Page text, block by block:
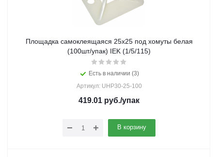
Площадка самоклеящаяся 25х25 под хомуты белая
(100шт/упак) IEK (1/5/115)
Есть в наличии (3)
Артикул: UHP30-25-100
419.01 руб./упак
В корзину